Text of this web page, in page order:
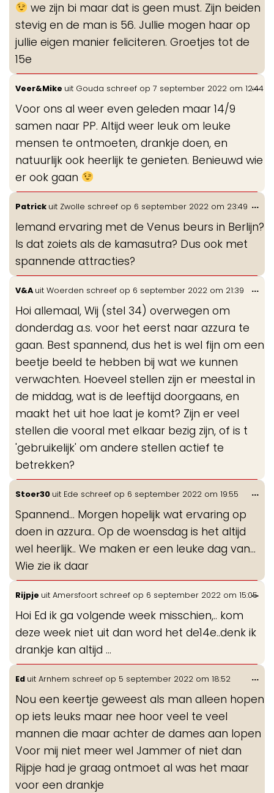
we zijn bi maar dat is geen must. Zijn beiden
stevig en de man is 56. Jullie mogen haar op
jullie eigen manier feliciteren. Groetjes tot de
15e
Veer&Mike uit Gouda schreef op 7 september 2022 om 12:44
Voor ons al weer even geleden maar 14/9
samen naar PP. Altijd weer leuk om leuke
mensen te ontmoeten, drankje doen, en
natuurlijk ook heerlijk te genieten. Benieuwd wie
er ook gaan
...
Patrick uit Zwolle schreef op 6 september 2022 om 23:49
Iemand ervaring met de Venus beurs in Berlijn?
Is dat zoiets als de kamasutra? Dus ook met
spannende attracties?
...
V&A uit Woerden schreef op 6 september 2022 om 21:39
Hoi allemaal, Wij (stel 34) overwegen om
donderdag a.s. voor het eerst naar azzura te
gaan. Best spannend, dus het is wel fijn om een
beetje beeld te hebben bij wat we kunnen
verwachten. Hoeveel stellen zijn er meestal in
de middag, wat is de leeftijd doorgaans, en
maakt het uit hoe laat je komt? Zijn er veel
stellen die vooral met elkaar bezig zijn, of is t
'gebruikelijk' om andere stellen actief te
betrekken?
...
Stoer30 uit Ede schreef op 6 september 2022 om 19:55
Spannend... Morgen hopelijk wat ervaring op
doen in azzura.. Op de woensdag is het altijd
wel heerlijk.. We maken er een leuke dag van...
Wie zie ik daar
...
Rijpje uit Amersfoort schreef op 6 september 2022 om 15:05
Hoi Ed ik ga volgende week misschien,.. kom
deze week niet uit dan word het de14e..denk ik
drankje kan altijd ...
...
Ed uit Arnhem schreef op 5 september 2022 om 18:52
Nou een keertje geweest als man alleen hopen
op iets leuks maar nee hoor veel te veel
mannen die maar achter de dames aan lopen
Voor mij niet meer wel Jammer of niet dan
Rijpje had je graag ontmoet al was het maar
voor een drankje
...